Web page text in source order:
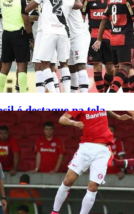
é destaque na tela
quarta-feira